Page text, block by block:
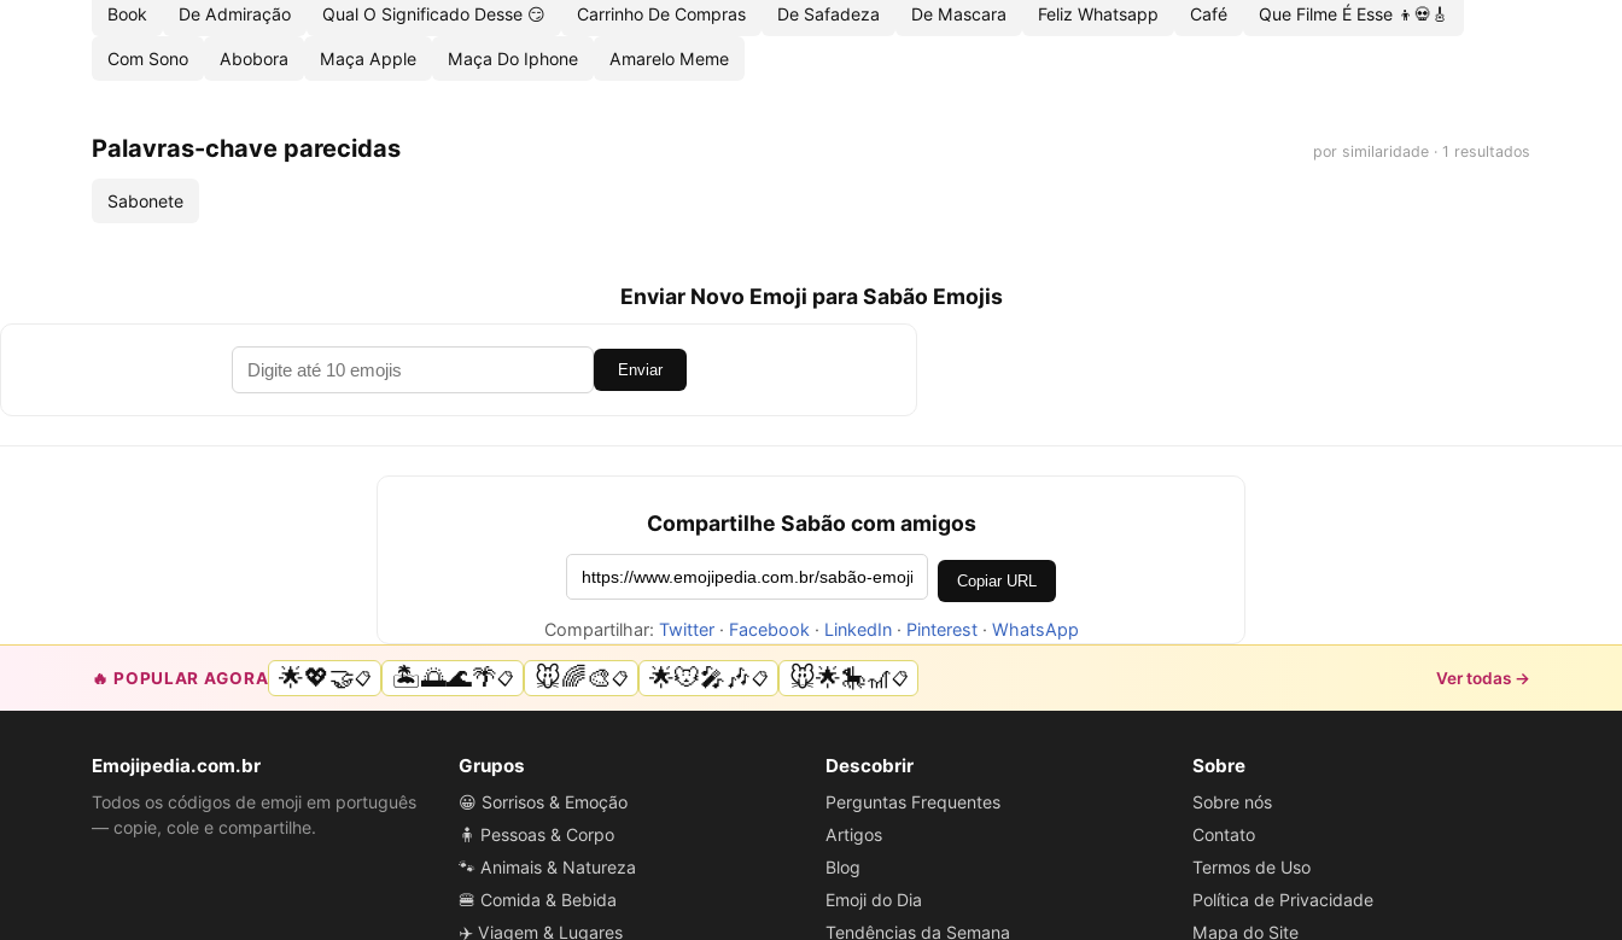
Book De Admiração Qual O Significado Desse 😏 Carrinho De Compras De Safadeza De Mascara Feliz Whatsapp Café Que Filme É Esse 👦💀🎸
Com Sono Abobora Maça Apple Maça Do Iphone Amarelo Meme
Palavras-chave parecidas por similaridade · 1 resultados
Sabonete
Enviar Novo Emoji para Sabão Emojis
Enviar
Compartilhe Sabão com amigos
Copiar URL
Compartilhar: Twitter· Facebook · LinkedIn· Pinterest· WhatsApp
🔥 POPULAR AGORA 🌟💖🤝📋 🏝️🌅🌊🌴📋 🐭🌈🎨📋 🌟🐭🎤🎶📋 🐭🌟🎠🎢📋 Ver todas →
Emojipedia.com.br
Todos os códigos de emoji em português
— copie, cole e compartilhe.
Grupos
😀 Sorrisos & Emoção
🧍 Pessoas & Corpo
🐾 Animais & Natureza
🍔 Comida & Bebida
✈️ Viagem & Lugares
Descobrir
Perguntas Frequentes
Artigos
Blog
Emoji do Dia
Tendências da Semana
Sobre
Sobre nós
Contato
Termos de Uso
Política de Privacidade
Mapa do Site